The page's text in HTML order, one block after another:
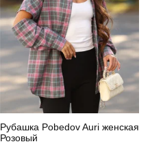
95% поліестер, 5% еластан
Рубашка Pobedov Auri женская
Розовый